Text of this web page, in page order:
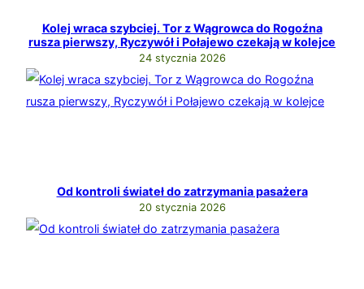
Kolej wraca szybciej. Tor z Wągrowca do Rogoźna
rusza pierwszy, Ryczywół i Połajewo czekają w kolejce
24 stycznia 2026
Od kontroli świateł do zatrzymania pasażera
20 stycznia 2026